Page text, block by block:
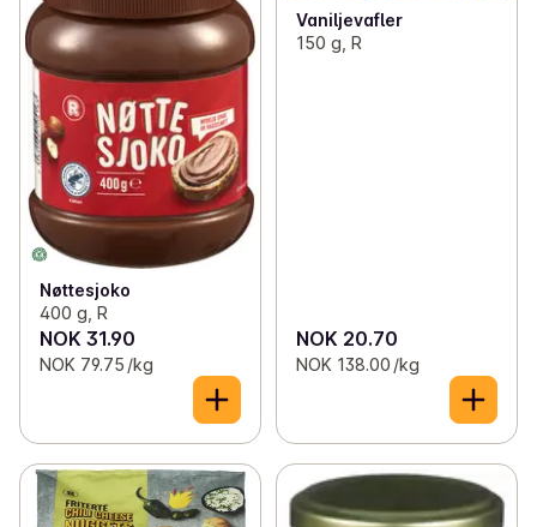
Nøttesjoko
400 g, R
NOK 31.90
NOK 79.75 /kg
Vaniljevafler
150 g, R
NOK 20.70
NOK 138.00 /kg